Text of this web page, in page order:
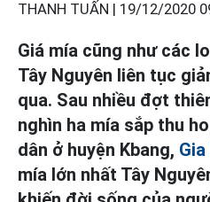
THANH TUẤN | 19/12/2020
Giá mía cũng như các
Tây Nguyên liên tục
qua. Sau nhiều đợt
nghìn ha mía sắp thu
dân ở huyện Kbang,
mía lớn nhất Tây